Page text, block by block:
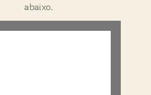
abaixo.